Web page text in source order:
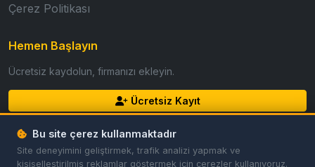
Çerez Politikası
Hemen Başlayın
Ücretsiz kaydolun, firmanızı ekleyin.
Ücretsiz Kayıt
Giriş Yap
Bu site çerez kullanmaktadır
Site deneyimini geliştirmek, trafik analizi yapmak ve
kişiselleştirilmiş reklamlar göstermek için çerezler kullanıyoruz.